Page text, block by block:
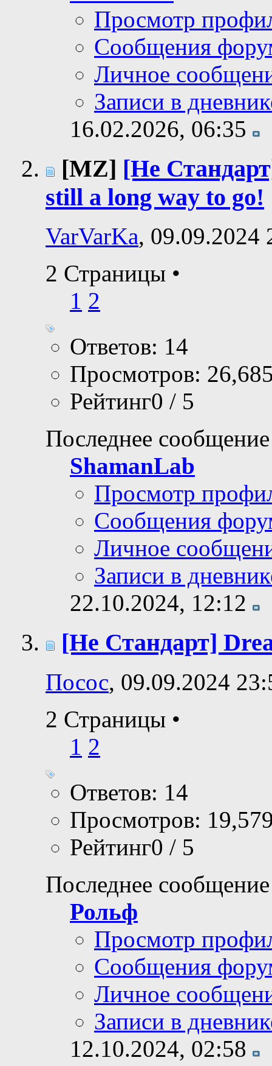
Просмотр
Сообщения
Личное
Записи в
16.02.2026, 06:35
[MZ] [Не
still a long way to go!
VarVarKa, 09.09.2024
2 Страницы •
1 2
Ответов: 14
Просмотров:
Рейтинг0 / 5
Последнее
ShamanLab
Просмотр
Сообщения
Личное
Записи в
22.10.2024, 12:12
[Не Стандарт]
Посос, 09.09.2024
2 Страницы •
1 2
Ответов: 14
Просмотров:
Рейтинг0 / 5
Последнее
Рольф
Просмотр
Сообщения
Личное
Записи в
12.10.2024, 02:58